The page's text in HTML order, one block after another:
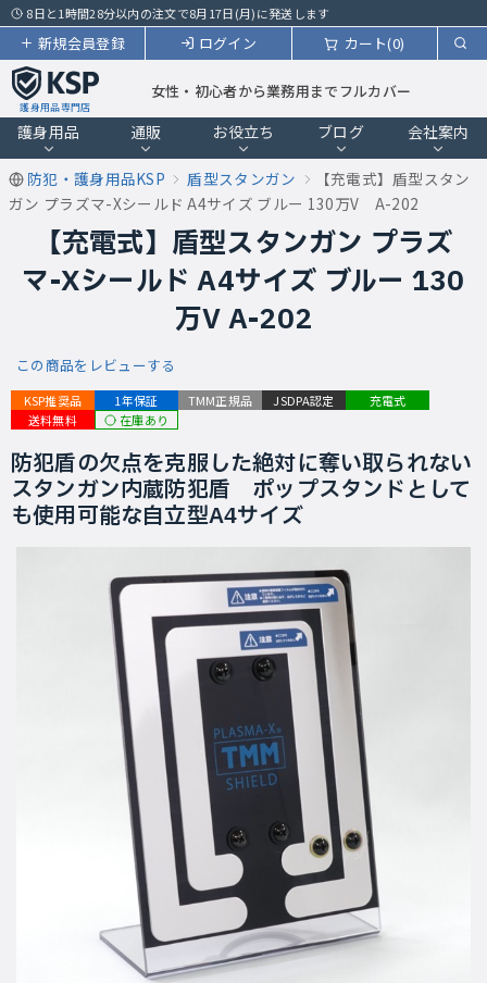
8日と1時間28分以内の注文で8月17日(月)に発送します
カート(0)
ログイン
新規会員登録
護身用品専門店
女性・初心者から業務用までフルカバー
護身用品 通販 お役立ち ブログ 会社案内
防犯・護身用品KSP 盾型スタンガン
【充電式】盾型スタン
ガン プラズマ-Xシールド A4サイズ ブルー 130万V A-202
【充電式】盾型スタンガン プラズ
マ-Xシールド A4サイズ ブルー 130
万V A-202
この商品をレビューする
KSP推奨品 1年保証 TMM正規品 JSDPA認定
充電式
送料無料
在庫あり
防犯盾の欠点を克服した絶対に奪い取られない
スタンガン内蔵防犯盾 ポップスタンドとして
も使用可能な自立型A4サイズ